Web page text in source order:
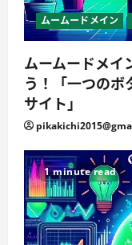
ムームードメイン
ムームードメイ
う！「一つのボ
サイト」
1 minute read